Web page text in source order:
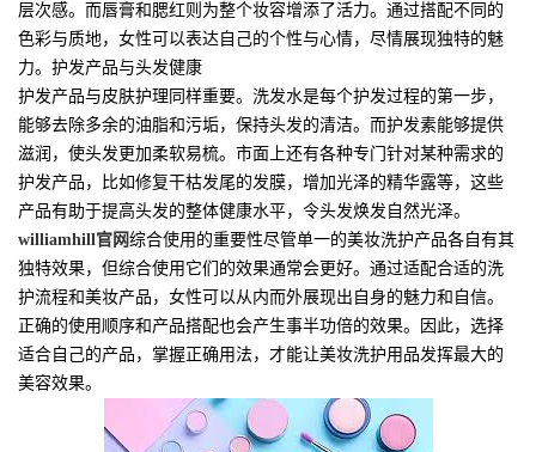
层次感。而唇膏和腮红则为整个妆容增添了活力。通过搭配不同的
色彩与质地，女性可以表达自己的个性与心情，尽情展现独特的魅
力。护发产品与头发健康
护发产品与皮肤护理同样重要。洗发水是每个护发过程的第一步，
能够去除多余的油脂和污垢，保持头发的清洁。而护发素能够提供
滋润，使头发更加柔软易梳。市面上还有各种专门针对某种需求的
护发产品，比如修复干枯发尾的发膜，增加光泽的精华露等，这些
产品有助于提高头发的整体健康水平，令头发焕发自然光泽。
williamhill官网综合使用的重要性尽管单一的美妆洗护产品各自有其
独特效果，但综合使用它们的效果通常会更好。通过适配合适的洗
护流程和美妆产品，女性可以从内而外展现出自身的魅力和自信。
正确的使用顺序和产品搭配也会产生事半功倍的效果。因此，选择
适合自己的产品，掌握正确用法，才能让美妆洗护用品发挥最大的
美容效果。